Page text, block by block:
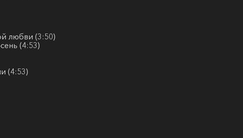
любви (3:50)
(4:53)
(4:53)